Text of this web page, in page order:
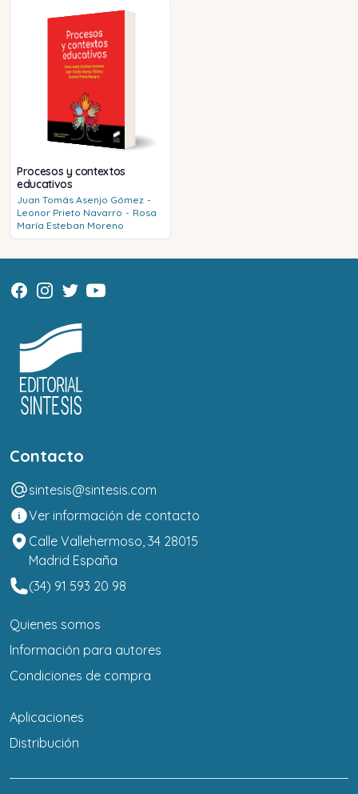
Procesos y contextos
educativos
Juan Tomás Asenjo Gómez -
Leonor Prieto Navarro - Rosa
María Esteban Moreno
Contacto
sintesis@sintesis.com
Ver información de contacto
Calle Vallehermoso, 34 28015
Madrid España
(34) 91 593 20 98
Quienes somos
Información para autores
Condiciones de compra
Aplicaciones
Distribución